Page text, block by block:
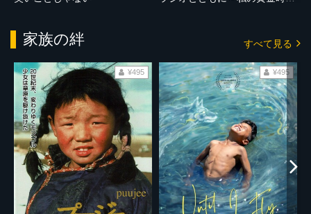
家族の絆 すべて見る
¥495 ¥495